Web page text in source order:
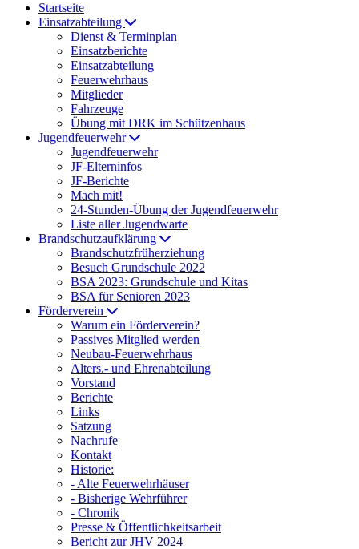
Startseite
Einsatzabteilung
Dienst & Terminplan
Einsatzberichte
Einsatzabteilung
Feuerwehrhaus
Mitglieder
Fahrzeuge
Übung mit DRK im Schützenhaus
Jugendfeuerwehr
Jugendfeuerwehr
JF-Elterninfos
JF-Berichte
Mach mit!
24-Stunden-Übung der Jugendfeuerwehr
Liste aller Jugendwarte
Brandschutzaufklärung
Brandschutzfrüherziehung
Besuch Grundschule 2022
BSA 2023: Grundschule und Kitas
BSA für Senioren 2023
Förderverein
Warum ein Förderverein?
Passives Mitglied werden
Neubau-Feuerwehrhaus
Alters.- und Ehrenabteilung
Vorstand
Berichte
Links
Satzung
Nachrufe
Kontakt
Historie:
- Alte Feuerwehrhäuser
- Bisherige Wehrführer
- Chronik
Presse & Öffentlichkeitsarbeit
Bericht zur JHV 2024